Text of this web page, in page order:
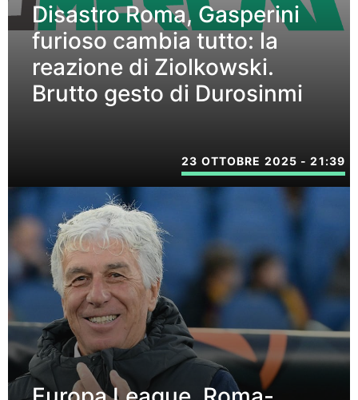
Disastro Roma, Gasperini
furioso cambia tutto: la
reazione di Ziolkowski.
Brutto gesto di Durosinmi
23 OTTOBRE 2025 - 21:39